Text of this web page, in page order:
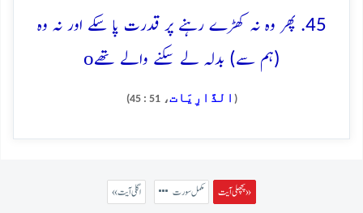
45. پھر وہ نہ کھڑے رہنے پر قدرت پا سکے اور نہ وہ
(ہم سے) بدلہ لے سکنے والے تھےo
( الذَّارِيَات، 51 : 45)
پچھلی آیت » مکمل سورت « اگلی آیت